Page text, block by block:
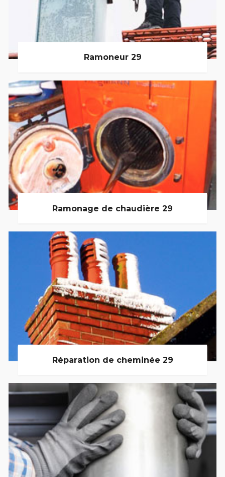
Ramoneur 29
Ramonage de chaudière 29
Réparation de cheminée 29